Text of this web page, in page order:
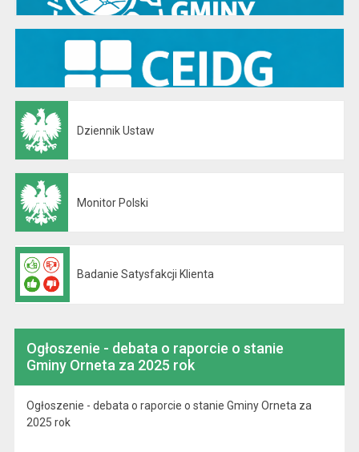
Dziennik Ustaw
Monitor Polski
Badanie Satysfakcji Klienta
Ogłoszenie - debata o raporcie o stanie
Gminy Orneta za 2025 rok
Ogłoszenie - debata o raporcie o stanie Gminy Orneta za
2025 rok